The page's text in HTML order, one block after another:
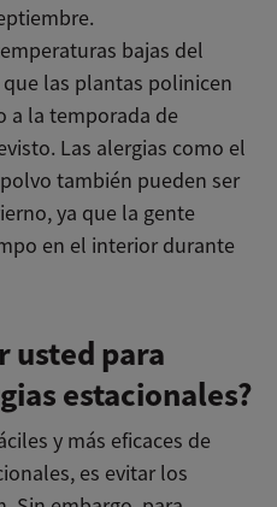
bajas del
las plantas polinicen
a la temporada de
Las alergias como el
también pueden ser
ya que la gente
en el interior durante
usted para
estacionales?
y más eficaces de
es evitar los